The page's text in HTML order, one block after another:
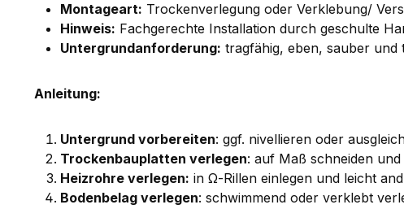
Montageart: Trockenverlegung oder Verklebung/
Hinweis: Fachgerechte Installation durch geschulte
Untergrundanforderung: tragfähig, eben, sauber und
Anleitung:
Untergrund vorbereiten: ggf. nivellieren oder
Trockenbauplatten verlegen: auf Maß schneiden
Heizrohre verlegen: in Ω-Rillen einlegen und leicht
Bodenbelag verlegen: schwimmend oder verklebt